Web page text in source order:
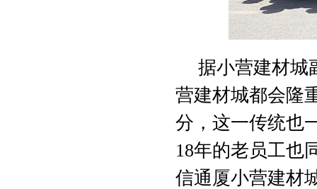
据小营建材城
营建材城都会隆
分，这一传统也
18年的老员工也
信通厦小营建材